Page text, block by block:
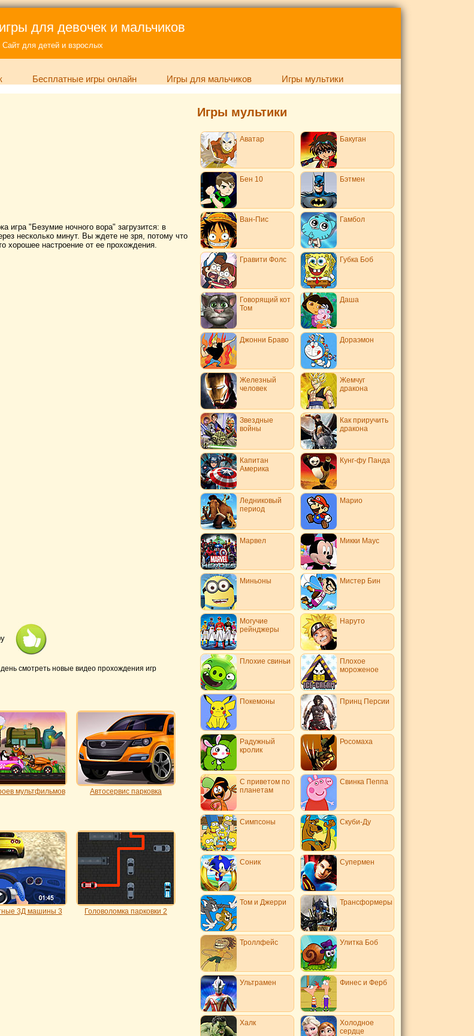
для девочек и мальчиков
Сайт для детей и взрослых
Бесплатные игры онлайн Игры для мальчиков Игры мультики
игра "Безумие ночного вора" загрузится: в
несколько минут. Вы ждете не зря, потому что
хорошее настроение от ее прохождения.
смотреть новые видео прохождения игр
мультфильмов Автосервис парковка
3Д машины 3 Головоломка парковки 2
Игры мультики
Аватар Бакуган
Бен 10 Бэтмен
Ван-Пис Гамбол
Гравити Фолс Губка Боб
Говорящий кот
Том
Даша
Джонни Браво Дораэмон
Железный
человек
Жемчуг
дракона
Звездные
войны
Как приручить
дракона
Капитан
Америка
Кунг-фу Панда
Ледниковый
период
Марио
Марвел Микки Маус
Миньоны Мистер Бин
Могучие
рейнджеры
Наруто
Плохие свиньи
Плохое
мороженое
Покемоны Принц Персии
Радужный
кролик
Росомаха
С приветом по
планетам
Свинка Пеппа
Симпсоны Скуби-Ду
Соник Супермен
Том и Джерри Трансформеры
Троллфейс Улитка Боб
Ультрамен Финес и Ферб
Халк
Холодное
сердце